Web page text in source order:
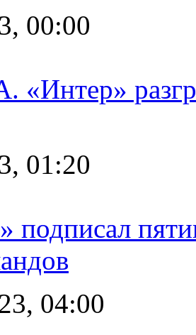
00:00
«Интер»
01:20
подписал
04:00